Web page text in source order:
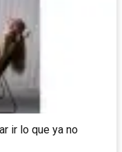
ir lo que ya no